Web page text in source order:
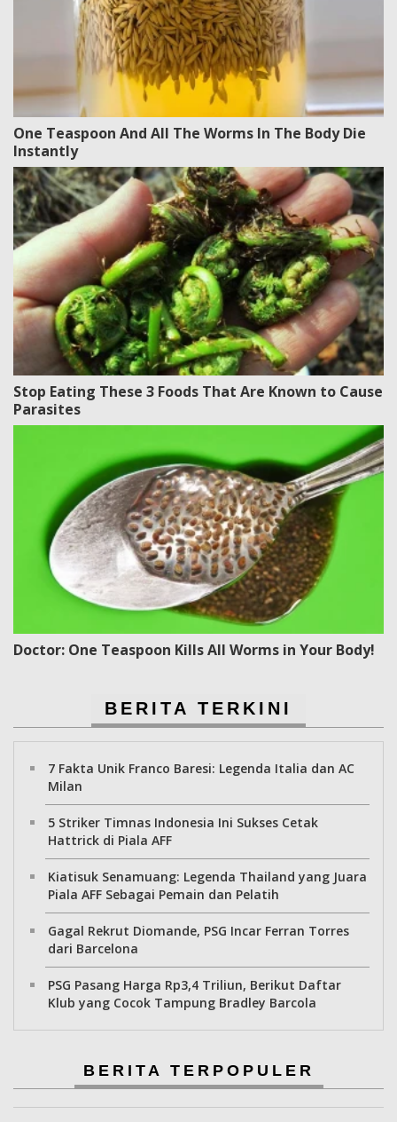
One Teaspoon And All The Worms In The Body Die
Instantly
Stop Eating These 3 Foods That Are Known to Cause
Parasites
Doctor: One Teaspoon Kills All Worms in Your Body!
BERITA TERKINI
7 Fakta Unik Franco Baresi: Legenda Italia dan AC
Milan
5 Striker Timnas Indonesia Ini Sukses Cetak
Hattrick di Piala AFF
Kiatisuk Senamuang: Legenda Thailand yang Juara
Piala AFF Sebagai Pemain dan Pelatih
Gagal Rekrut Diomande, PSG Incar Ferran Torres
dari Barcelona
PSG Pasang Harga Rp3,4 Triliun, Berikut Daftar
Klub yang Cocok Tampung Bradley Barcola
BERITA TERPOPULER